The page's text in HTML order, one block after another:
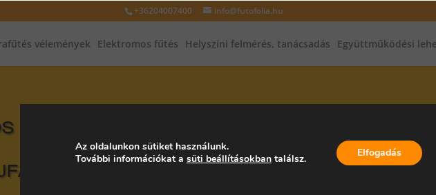
+36204007400 info@futofolia.hu
vélemények Elektromos fűtés Helyszíni felmérés, tanácsadás Együttműködési
FŰTÉS, INFRAFŰTÉS, INFRAPANEL,
MAGYARORSZÁG
Az oldalunkon sütiket használunk.
További információkat a süti beállításokbantalálsz. Elfogadás